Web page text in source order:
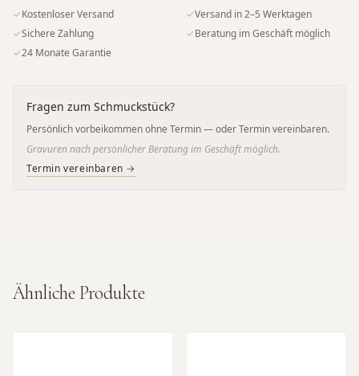
✓Kostenloser Versand ✓Versand in 2–5 Werktagen
✓Sichere Zahlung ✓Beratung im Geschäft möglich
✓24 Monate Garantie
Fragen zum Schmuckstück?
Persönlich vorbeikommen ohne Termin — oder Termin vereinbaren.
Gravuren nach persönlicher Beratung im Geschäft möglich.
Termin vereinbaren →
Ähnliche Produkte